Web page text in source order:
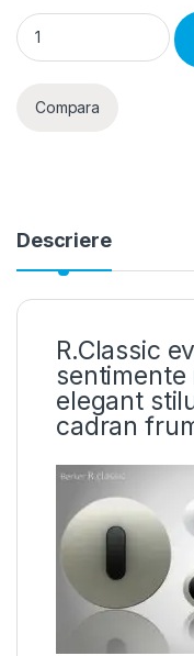
Ramă 3 aparate sticlă
Compara
Descriere
R.Classic
sentimente
elegant
cadran